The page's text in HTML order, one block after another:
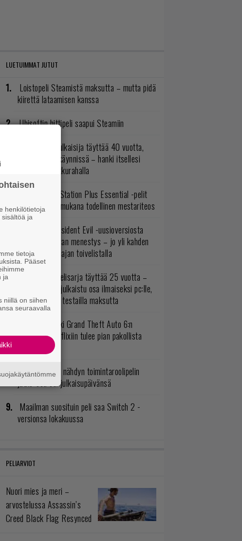
LUETUIMMAT JUTUT
Loistopeli Steamistä maksutta – mutta pidä
kiirettä lataamisen kanssa
Ubisoftin hittipeli saapui Steamiin
Rakastettu julkaisija täyttää 40 vuotta,
valtavat alet käynnissä – hanki itsellesi
klassikoita pikkurahalla
Elokuun PlayStation Plus Essential -pelit
ilmestyivät – mukana todellinen mestariteos
Tulevasta Resident Evil -uusioversiosta
näyttäisi tulevan menestys – jo yli kahden
miljoonan pelaajan toivelistalla
Rakastettu pelisarja täyttää 25 vuotta –
vuonna 2012 julkaistu osa ilmaiseksi pc:lle,
muita osia voi testailla maksutta
Huomio, kaikki Grand Theft Auto 6:n
odottajat: Netflixiin tulee pian pakollista
Vuonna 2018 nähdyn toimintaroolipelin
jatko-osa sai julkaisupäivänsä
Maailman suosituin peli saa Switch 2 -
versionsa lokakuussa
PELIARVIOT
Nuori mies ja meri –
arvostelussa Assassin’s
Creed Black Flag Resynced
henkilötietoja
ja
tietoja
Pääset
ja
niillä on siihen
seuraavalla